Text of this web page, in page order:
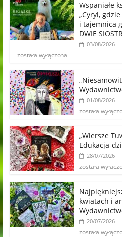
Wspaniałe
„Cyryl, gdzie
i tajemnica
DWIE
03/08/2026
została wyłączona
01/08/2026
została
„Wiersze
Edukacja-
28/07/2026
została
kwiatach i
20/07/2026
została